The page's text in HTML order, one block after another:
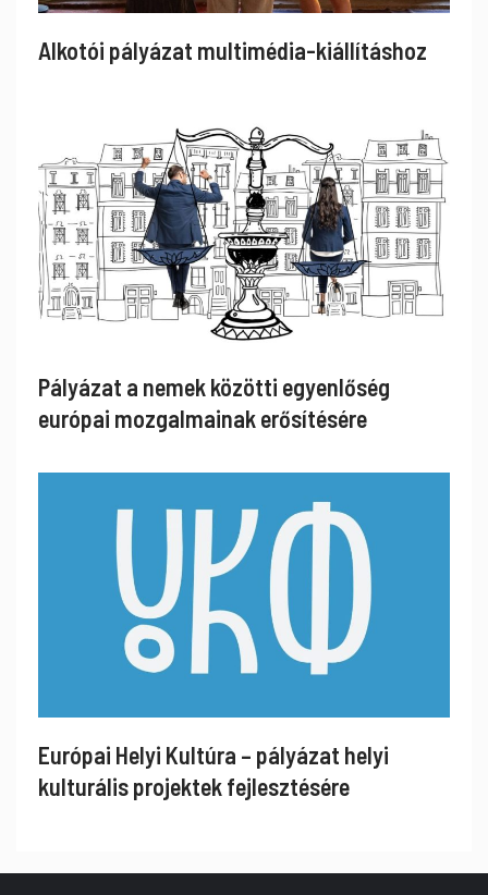
Alkotói pályázat multimédia-kiállításhoz
Pályázat a nemek közötti egyenlőség
európai mozgalmainak erősítésére
Európai Helyi Kultúra – pályázat helyi
kulturális projektek fejlesztésére